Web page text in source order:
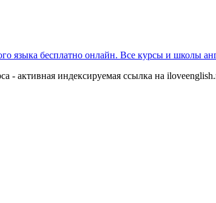
языка бесплатно онлайн. Все курсы и школы
- активная индексируемая ссылка на